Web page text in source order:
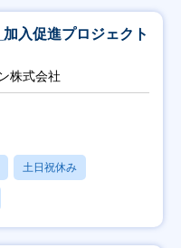
入促進プロジェクト
株式会社
土日祝休み